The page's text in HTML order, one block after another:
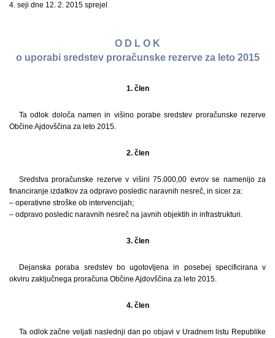
4. seji dne 12. 2. 2015 sprejel
O D L O K
o uporabi sredstev proračunske rezerve za leto 2015
1. člen
Ta odlok določa namen in višino porabe sredstev proračunske rezerve
Občine Ajdovščina za leto 2015.
2. člen
Sredstva proračunske rezerve v višini 75.000,00 evrov se namenijo za
financiranje izdatkov za odpravo posledic naravnih nesreč, in sicer za:
– operativne stroške ob intervencijah;
– odpravo posledic naravnih nesreč na javnih objektih in infrastrukturi.
3. člen
Dejanska poraba sredstev bo ugotovljena in posebej specificirana v
okviru zaključnega proračuna Občine Ajdovščina za leto 2015.
4. člen
Ta odlok začne veljati naslednji dan po objavi v Uradnem listu Republike